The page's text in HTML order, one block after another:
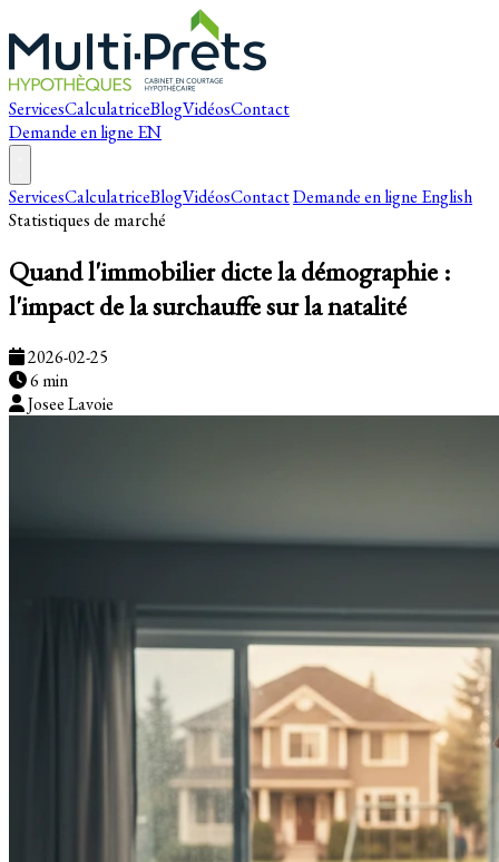
ServicesCalculatriceBlogVidéosContact
Demande en ligne EN
ServicesCalculatriceBlogVidéosContactDemande en ligne English
Statistiques de marché
Quand l'immobilier dicte la démographie :
l'impact de la surchauffe sur la natalité
2026-02-25
6 min
Josee Lavoie